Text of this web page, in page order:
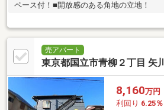
ペース付！■開放感のある角地の立地！
売アパート
東京都国立市青柳２丁目 矢川
8,160万円
利回り 6.25％